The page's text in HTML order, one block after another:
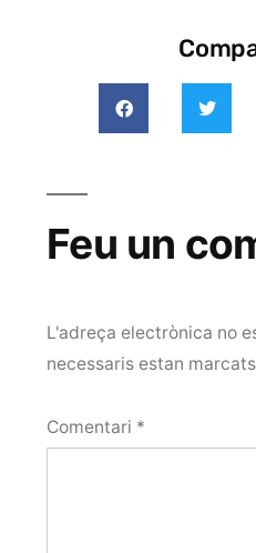
Feu un
L'adreça electrònica no
necessaris estan
Comentari *